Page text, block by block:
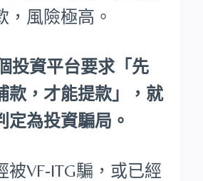
，風險極高。
投資平台要求「先
款，才能提款」，就
定為投資騙局。
被VF-ITG騙，或已經